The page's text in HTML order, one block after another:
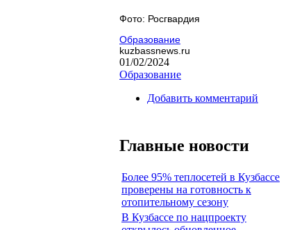
Фото: Росгвардия
Образование
kuzbassnews.ru
01/02/2024
Образование
Добавить комментарий
Главные новости
Более 95% теплосетей в Кузбассе
проверены на готовность к
отопительному сезону
В Кузбассе по нацпроекту